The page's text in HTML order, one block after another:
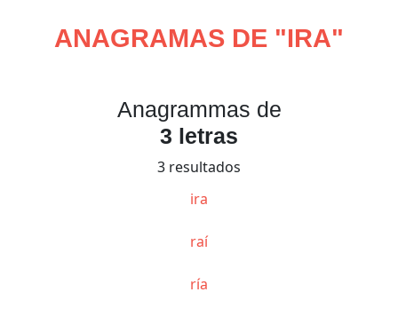
ANAGRAMAS DE "IRA"
Anagrammas de
3 letras
3 resultados
ira
raí
ría